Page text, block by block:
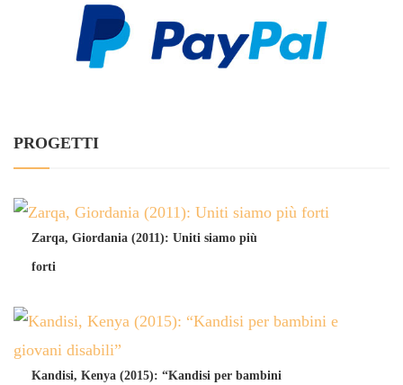
PROGETTI
Zarqa, Giordania (2011): Uniti siamo più
forti
Kandisi, Kenya (2015): “Kandisi per bambini